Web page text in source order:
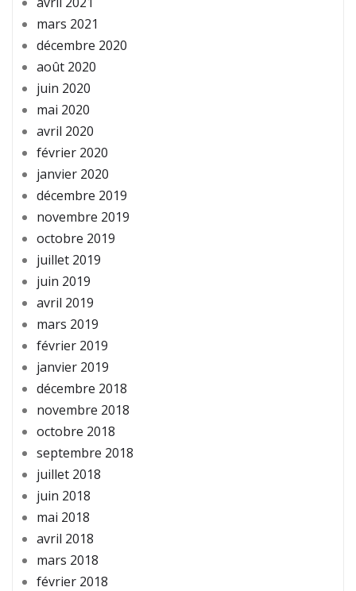
mars 2021
décembre 2020
août 2020
juin 2020
mai 2020
avril 2020
février 2020
janvier 2020
décembre 2019
novembre 2019
octobre 2019
juillet 2019
juin 2019
avril 2019
mars 2019
février 2019
janvier 2019
décembre 2018
novembre 2018
octobre 2018
septembre 2018
juillet 2018
juin 2018
mai 2018
avril 2018
mars 2018
février 2018